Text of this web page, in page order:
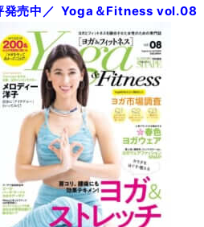
発売中／ Yoga＆Fitness vol.08